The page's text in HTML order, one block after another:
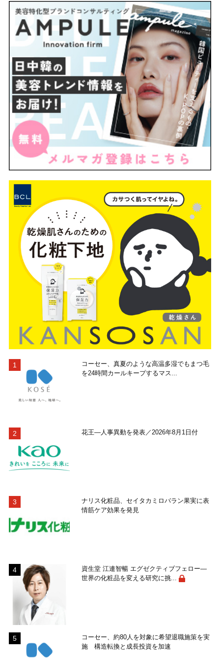
コーセー、真夏のような高温多湿でもまつ毛
を24時間カールキープするマス...
花王―人事異動を発表／2026年8月1日付
ナリス化粧品、セイタカミロバラン果実に表
情筋ケア効果を発見
資生堂 江連智暢 エグゼクティブフェロー―
世界の化粧品を変える研究に挑...
コーセー、約80人を対象に希望退職施策を実
施 構造転換と成長投資を加速